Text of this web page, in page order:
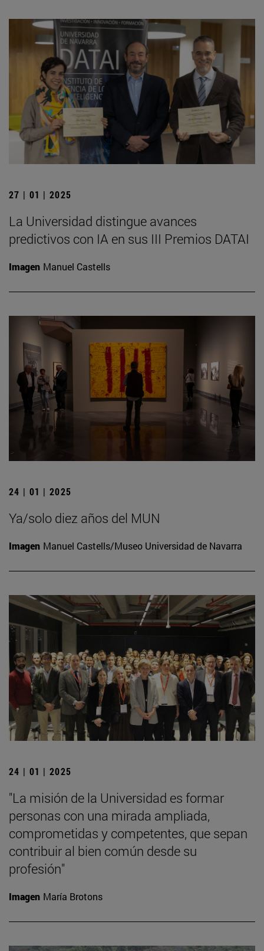
27 | 01 | 2025
La Universidad distingue avances
predictivos con IA en sus III Premios DATAI
Imagen Manuel Castells
24 | 01 | 2025
Ya/solo diez años del MUN
Imagen Manuel Castells/Museo Universidad de Navarra
24 | 01 | 2025
"La misión de la Universidad es formar
personas con una mirada ampliada,
comprometidas y competentes, que sepan
contribuir al bien común desde su
profesión"
Imagen María Brotons